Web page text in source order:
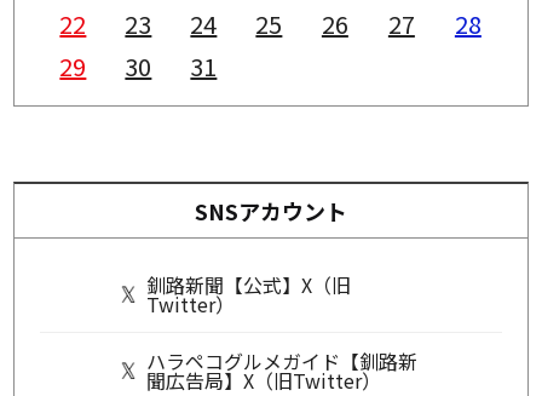
22
23 24 25 26 27
28
29
30 31
SNSアカウント
釧路新聞【公式】X（旧
Twitter）
ハラペコグルメガイド【釧路新
聞広告局】X（旧Twitter）